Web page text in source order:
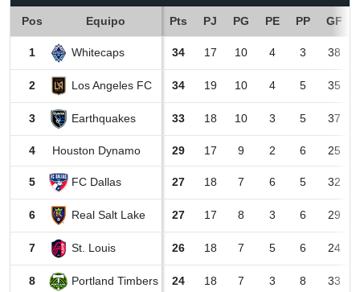
Pos Equipo Pts PJ PG PE PP GF
1 Whitecaps 34 17 10 4 3 38
2 Los Angeles FC 34 19 10 4 5 35
3 Earthquakes 33 18 10 3 5 37
4 Houston Dynamo 29 17 9 2 6 25
5 FC Dallas 27 18 7 6 5 32
6 Real Salt Lake 27 17 8 3 6 29
7 St. Louis 26 18 7 5 6 24
8 Portland Timbers 24 18 7 3 8 33